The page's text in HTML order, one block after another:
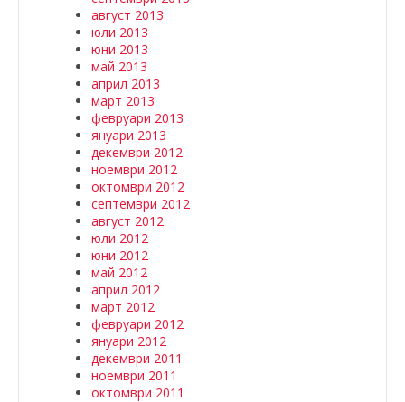
август 2013
юли 2013
юни 2013
май 2013
април 2013
март 2013
февруари 2013
януари 2013
декември 2012
ноември 2012
октомври 2012
септември 2012
август 2012
юли 2012
юни 2012
май 2012
април 2012
март 2012
февруари 2012
януари 2012
декември 2011
ноември 2011
октомври 2011